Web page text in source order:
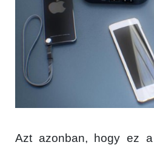
Azt azonban, hogy ez